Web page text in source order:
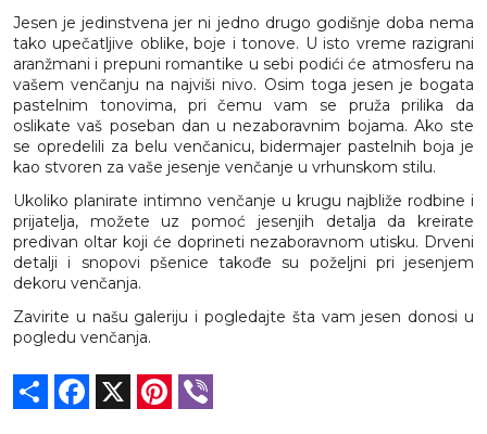
Jesen je jedinstvena jer ni jedno drugo godišnje doba nema
tako upečatljive oblike, boje i tonove. U isto vreme razigrani
aranžmani i prepuni romantike u sebi podići će atmosferu na
vašem venčanju na najviši nivo. Osim toga jesen je bogata
pastelnim tonovima, pri čemu vam se pruža prilika da
oslikate vaš poseban dan u nezaboravnim bojama. Ako ste
se opredelili za belu venčanicu, bidermajer pastelnih boja je
kao stvoren za vaše jesenje venčanje u vrhunskom stilu.
Ukoliko planirate intimno venčanje u krugu najbliže rodbine i
prijatelja, možete uz pomoć jesenjih detalja da kreirate
predivan oltar koji će doprineti nezaboravnom utisku. Drveni
detalji i snopovi pšenice takođe su poželjni pri jesenjem
dekoru venčanja.
Zavirite u našu galeriju i pogledajte šta vam jesen donosi u
pogledu venčanja.
Share Facebook Pinterest